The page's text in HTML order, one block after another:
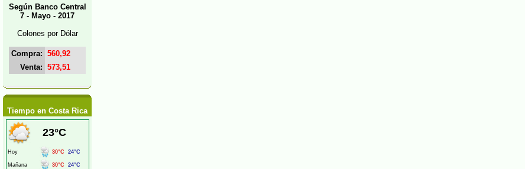
Según Banco Central
7 - Mayo - 2017
Colones por Dólar
Compra: 560,92
Venta: 573,51
Tiempo en Costa Rica